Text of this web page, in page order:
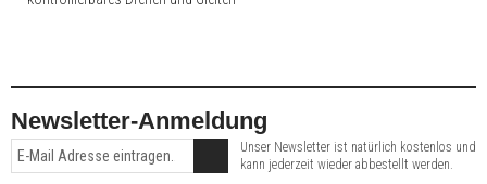
Newsletter-Anmeldung
Unser Newsletter ist natürlich kostenlos und
kann jederzeit wieder abbestellt werden.